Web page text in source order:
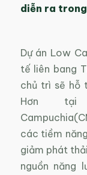
diễn ra
Dự án Low
tế liên bang
chủ trì sẽ hỗ
Hơn tại
các tiềm
giảm phát
nguồn năng